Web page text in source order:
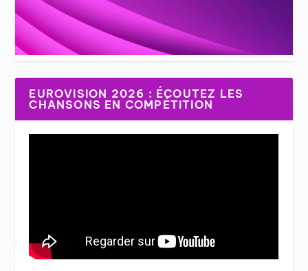
EUROVISION 2026 : ÉCOUTEZ LES
CHANSONS EN COMPÉTITION